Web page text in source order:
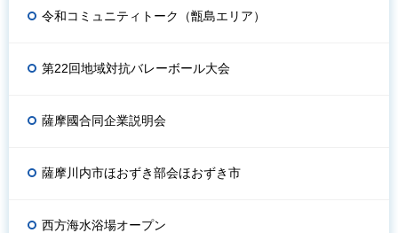
令和コミュニティトーク（甑島エリア）
第22回地域対抗バレーボール大会
薩摩國合同企業説明会
薩摩川内市ほおずき部会ほおずき市
西方海水浴場オープン